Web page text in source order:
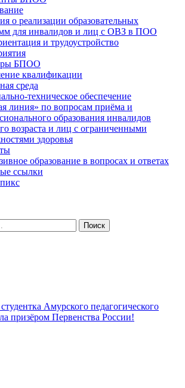
о реализации образовательных
для инвалидов и лиц с ОВЗ в ПОО
и трудоустройство
БПОО
квалификации
среда
техническое обеспечение
линия» по вопросам приёма и
образования инвалидов
возраста и лиц с ограниченными
здоровья
образование в вопросах и ответах
ссылки
Амурского педагогического
призёром Первенства России!